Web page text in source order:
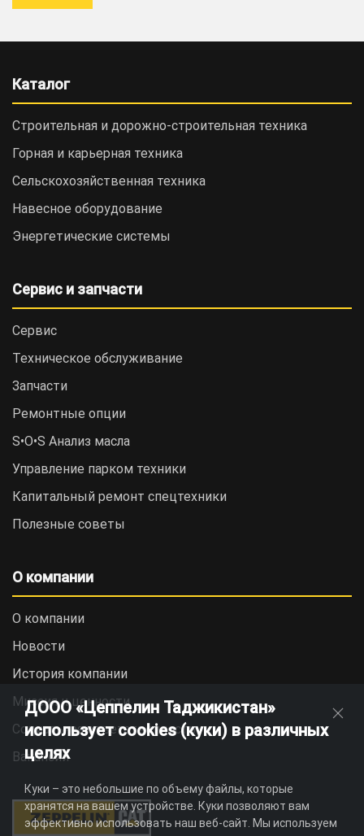
Каталог
Строительная и дорожно-cтроительная техника
Горная и карьерная техника
Сельскохозяйственная техника
Навесное оборудование
Энергетические системы
Сервис и запчасти
Сервис
Техническое обслуживание
Запчасти
Ремонтные опции
S•O•S Анализ масла
Управление парком техники
Капитальный ремонт спецтехники
Полезные советы
О компании
О компании
Новости
История компании
Миссия и ценности
Социальная ответственность
Вакансии
ДООО «Цеппелин Таджикистан»
использует cookies (куки) в различных
целях
Куки – это небольшие по объему файлы, которые
хранятся на вашем устройстве. Куки позволяют вам
эффективно использовать наш веб-сайт. Мы используем